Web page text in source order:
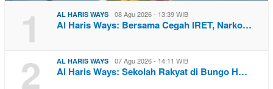
1 AL HARIS WAYS 08 Agu 2026 - 13:39 WIB
Al Haris Ways: Bersama Cegah IRET, Narko…
2 AL HARIS WAYS 07 Agu 2026 - 14:11 WIB
Al Haris Ways: Sekolah Rakyat di Bungo H…